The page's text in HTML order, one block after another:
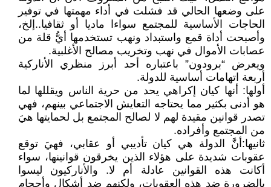
على وضعها الحالي قد فشلت في أداء مهمتها في توفير
الحاجات الأساسية للمجتمع سواءا ماديا أو ثقافيا..إلخ،
وأصبحت أداة قمع واستبداد ونهب تستخدمها أيُّ قلة من
عصابات الأموال في نهب وتخريب مصالح الأغلبية.
ويعرض “برودون” باعتباره أحد أبرز منظري الأناركية
أربعة اتهامات أساسية للدولة.
أولها: أنها كيان إكراهي يحد من حرية الناس ويقللها لما
هو أدنى بكثير مما يحتاجه التعايش الاجتماعي بينهم، فهي
تصدر قوانين مقيدة لهم لا لصالح المجتمع بل لحمايتها هيَ
من المجتمع وأفراده.
ثانيها:أنَّ الدولة هي كيان تأديبي أو عقابي، فهيَ توقع
عقوبات شديدة على هؤلاء الذين يخرقون قوانينها، سواء
أكانت هذه القوانين عادلة أم لا. والأناركيون ليسوا
بالضرورة ضد هذه العقوبات، ولكنهم ضد أشكال وأحجام